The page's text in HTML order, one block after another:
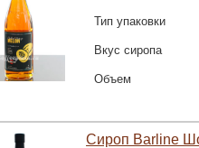
Тип упаковки
Вкус сиропа
Объем
Сироп Barline